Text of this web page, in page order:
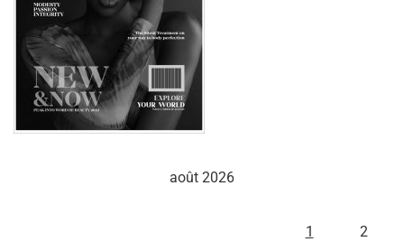
août 2026
1
2